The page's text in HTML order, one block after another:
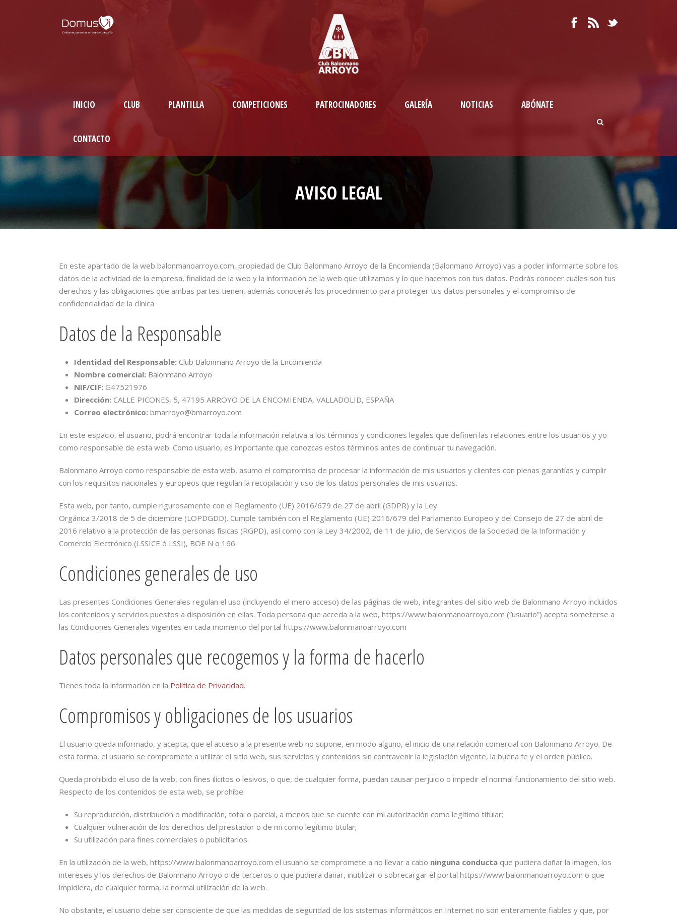
INICIO CLUB PLANTILLA COMPETICIONES PATROCINADORES GALERÍA NOTICIAS ABÓNATE
CONTACTO
AVISO LEGAL
En este apartado de la web balonmanoarroyo.com, propiedad de Club Balonmano Arroyo de la Encomienda (Balonmano Arroyo) vas a poder informarte sobre los
datos de la actividad de la empresa, finalidad de la web y la información de la web que utilizamos y lo que hacemos con tus datos. Podrás conocer cuáles son tus
derechos y las obligaciones que ambas partes tienen, además conocerás los procedimiento para proteger tus datos personales y el compromiso de
confidencialidad de la clínica
Datos de la Responsable
Identidad del Responsable: Club Balonmano Arroyo de la Encomienda
Nombre comercial: Balonmano Arroyo
NIF/CIF: G47521976
Dirección: CALLE PICONES, 5, 47195 ARROYO DE LA ENCOMIENDA, VALLADOLID, ESPAÑA
Correo electrónico: bmarroyo@bmarroyo.com
En este espacio, el usuario, podrá encontrar toda la información relativa a los términos y condiciones legales que definen las relaciones entre los usuarios y yo
como responsable de esta web. Como usuario, es importante que conozcas estos términos antes de continuar tu navegación.
Balonmano Arroyo como responsable de esta web, asumo el compromiso de procesar la información de mis usuarios y clientes con plenas garantías y cumplir
con los requisitos nacionales y europeos que regulan la recopilación y uso de los datos personales de mis usuarios.
Esta web, por tanto, cumple rigurosamente con el Reglamento (UE) 2016/679 de 27 de abril (GDPR) y la Ley
Orgánica 3/2018 de 5 de diciembre (LOPDGDD). Cumple también con el Reglamento (UE) 2016/679 del Parlamento Europeo y del Consejo de 27 de abril de
2016 relativo a la protección de las personas físicas (RGPD), así como con la Ley 34/2002, de 11 de julio, de Servicios de la Sociedad de la Información y
Comercio Electrónico (LSSICE ó LSSI), BOE N o 166.
Condiciones generales de uso
Las presentes Condiciones Generales regulan el uso (incluyendo el mero acceso) de las páginas de web, integrantes del sitio web de Balonmano Arroyo incluidos
los contenidos y servicios puestos a disposición en ellas. Toda persona que acceda a la web, https://www.balonmanoarroyo.com (“usuario”) acepta someterse a
las Condiciones Generales vigentes en cada momento del portal https://www.balonmanoarroyo.com
Datos personales que recogemos y la forma de hacerlo
Tienes toda la información en la Política de Privacidad.
Compromisos y obligaciones de los usuarios
El usuario queda informado, y acepta, que el acceso a la presente web no supone, en modo alguno, el inicio de una relación comercial con Balonmano Arroyo. De
esta forma, el usuario se compromete a utilizar el sitio web, sus servicios y contenidos sin contravenir la legislación vigente, la buena fe y el orden público.
Queda prohibido el uso de la web, con fines ilícitos o lesivos, o que, de cualquier forma, puedan causar perjuicio o impedir el normal funcionamiento del sitio web.
Respecto de los contenidos de esta web, se prohíbe:
Su reproducción, distribución o modificación, total o parcial, a menos que se cuente con mi autorización como legítimo titular;
Cualquier vulneración de los derechos del prestador o de mi como legítimo titular;
Su utilización para fines comerciales o publicitarios.
En la utilización de la web, https://www.balonmanoarroyo.com el usuario se compromete a no llevar a cabo ninguna conducta que pudiera dañar la imagen, los
intereses y los derechos de Balonmano Arroyo o de terceros o que pudiera dañar, inutilizar o sobrecargar el portal https://www.balonmanoarroyo.com o que
impidiera, de cualquier forma, la normal utilización de la web.
No obstante, el usuario debe ser consciente de que las medidas de seguridad de los sistemas informáticos en Internet no son enteramente fiables y que, por